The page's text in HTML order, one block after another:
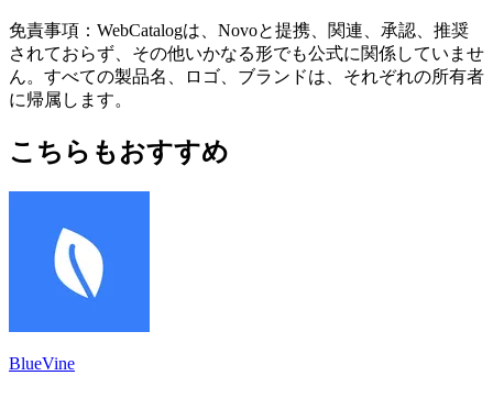
免責事項：WebCatalogは、Novoと提携、関連、承認、推奨
されておらず、その他いかなる形でも公式に関係していませ
ん。すべての製品名、ロゴ、ブランドは、それぞれの所有者
に帰属します。
こちらもおすすめ
BlueVine